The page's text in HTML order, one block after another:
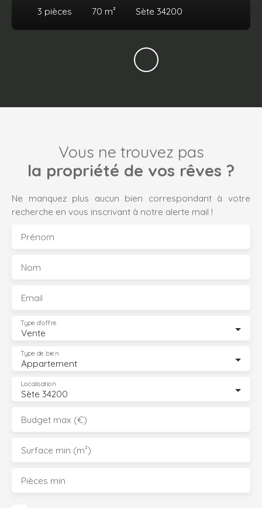
3 pièces 70 m² Sète 34200
Vous ne trouvez pas
la propriété de vos rêves ?
Ne manquez plus aucun bien correspondant à votre
recherche en vous inscrivant à notre alerte mail !
Prénom
Nom
Email
Vente
Type d'offre
Appartement
Type de bien
Sète 34200
Localisation
Budget max (€)
Surface min (m²)
Pièces min